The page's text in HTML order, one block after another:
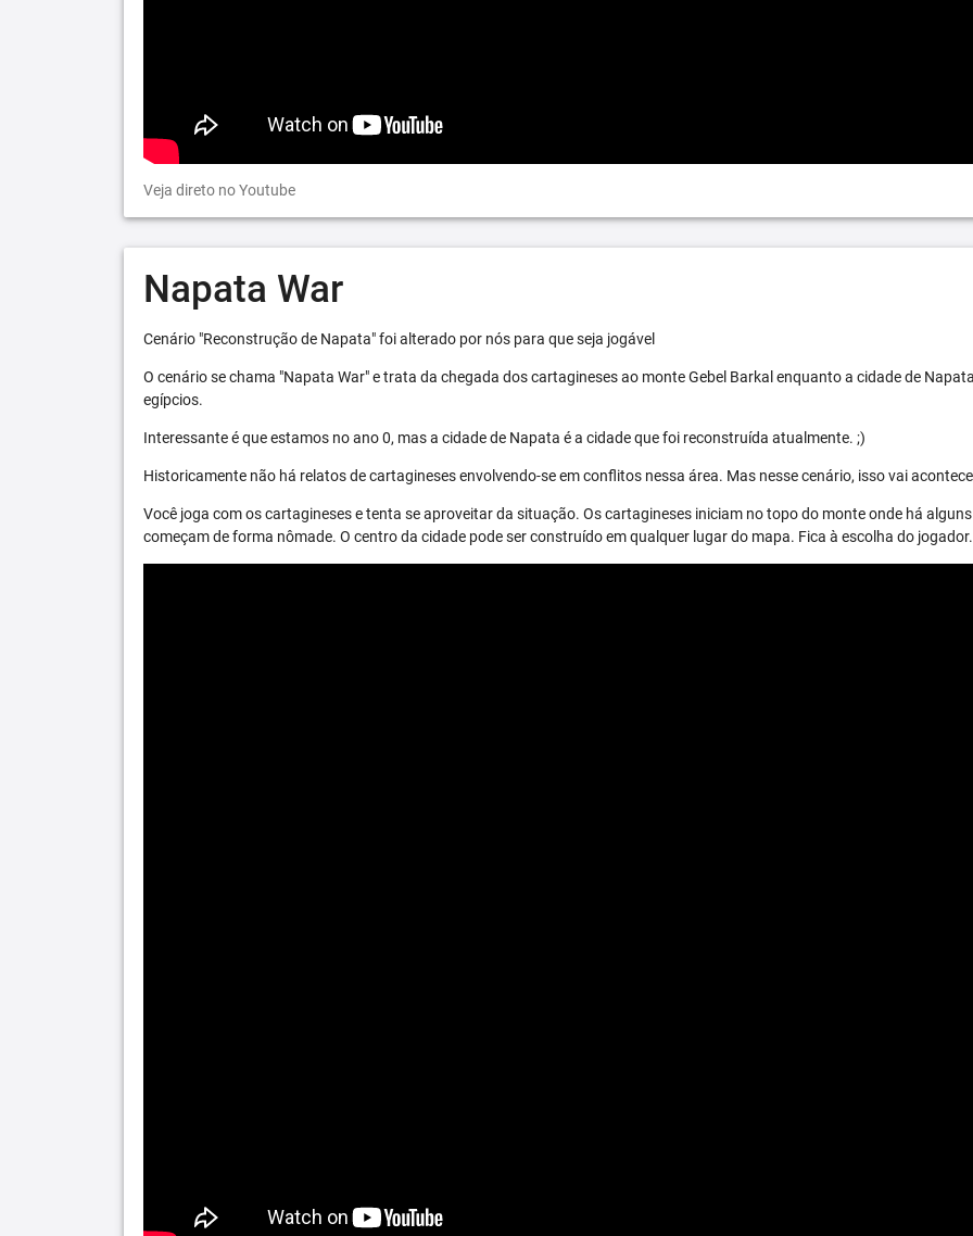
Veja direto no Youtube
Napata War
Cenário "Reconstrução de Napata" foi alterado por nós para que seja jogável
O cenário se chama "Napata War" e trata da chegada dos cartagineses ao monte Gebel Barkal enquanto a cidade de
egípcios.
Interessante é que estamos no ano 0, mas a cidade de Napata é a cidade que foi reconstruída atualmente. ;)
Historicamente não há relatos de cartagineses envolvendo-se em conflitos nessa área. Mas nesse cenário, isso vai
Você joga com os cartagineses e tenta se aproveitar da situação. Os cartagineses iniciam no topo do monte onde há
começam de forma nômade. O centro da cidade pode ser construído em qualquer lugar do mapa. Fica à escolha do jogador.